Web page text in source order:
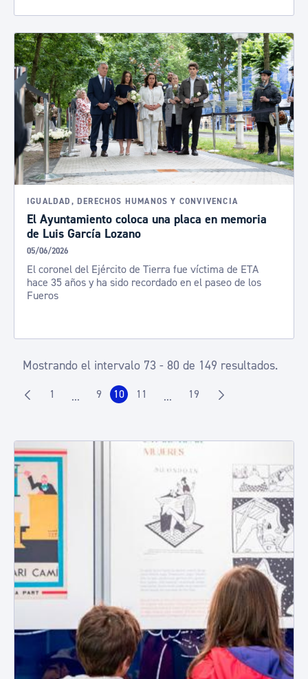
IGUALDAD, DERECHOS HUMANOS Y CONVIVENCIA
El Ayuntamiento coloca una placa en memoria
de Luis García Lozano
05/06/2026
El coronel del Ejército de Tierra fue víctima de ETA
hace 35 años y ha sido recordado en el paseo de los
Fueros
Mostrando el intervalo 73 - 80 de 149 resultados.
Página
1 ...Páginas intermedias Use TAB para desplazarse.
Página
9 Página
10 Página
11 ...Páginas intermedias Use TAB
Página
19